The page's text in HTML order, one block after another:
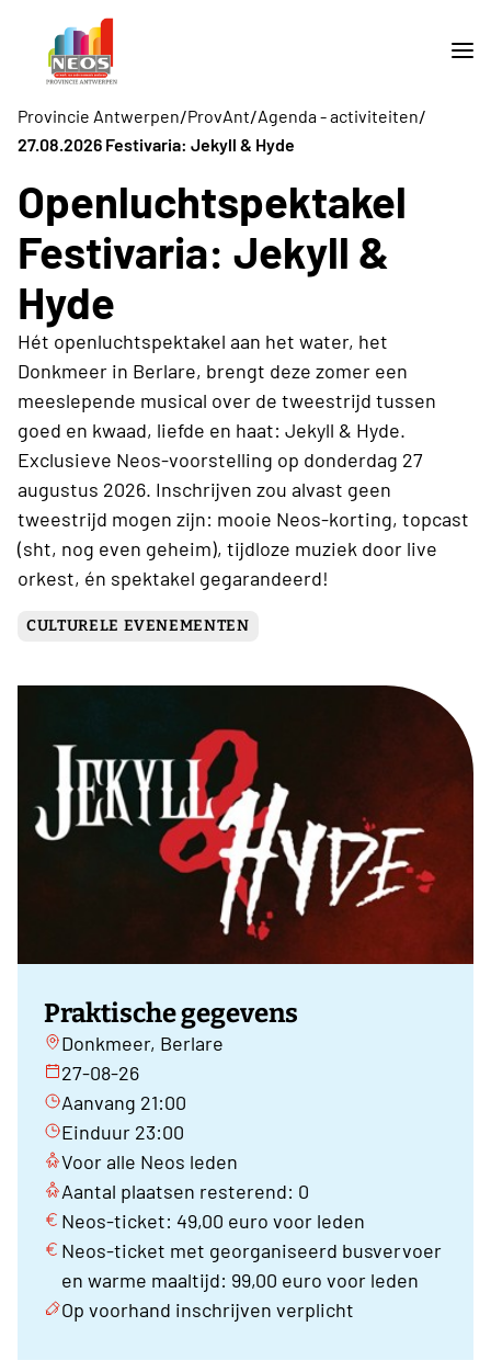
Provincie Antwerpen/ProvAnt/Agenda - activiteiten/
27.08.2026 Festivaria: Jekyll & Hyde
Openluchtspektakel
Festivaria: Jekyll &
Hyde
Hét openluchtspektakel aan het water, het
Donkmeer in Berlare, brengt deze zomer een
meeslepende musical over de tweestrijd tussen
goed en kwaad, liefde en haat: Jekyll & Hyde.
Exclusieve Neos-voorstelling op donderdag 27
augustus 2026. Inschrijven zou alvast geen
tweestrijd mogen zijn: mooie Neos-korting, topcast
(sht, nog even geheim), tijdloze muziek door live
orkest, én spektakel gegarandeerd!
CULTURELE EVENEMENTEN
Praktische gegevens
Donkmeer, Berlare
27-08-26
Aanvang 21:00
Einduur 23:00
Voor alle Neos leden
Aantal plaatsen resterend: 0
Neos-ticket: 49,00 euro voor leden
Neos-ticket met georganiseerd busvervoer
en warme maaltijd: 99,00 euro voor leden
Op voorhand inschrijven verplicht